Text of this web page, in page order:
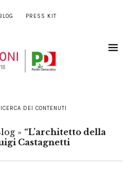
PRESS KIT
DEI CONTENUTI
» “L’architetto della
Castagnetti